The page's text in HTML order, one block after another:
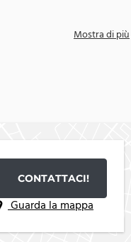
tecnico completo che
team specializzato per
anche sui modelli
Mostra di più
CONTATTACI!
Guarda la mappa